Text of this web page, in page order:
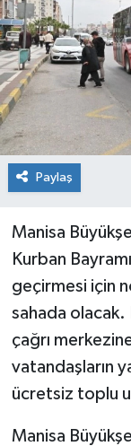
Paylaş
Manisa
Kurban
geçirmesi için
sahada olacak.
çağrı
vatandaşların
ücretsiz toplu
Manisa